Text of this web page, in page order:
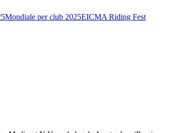
Mondiale per club 2025EICMA Riding Fest